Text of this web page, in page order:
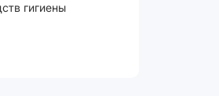
гигиены